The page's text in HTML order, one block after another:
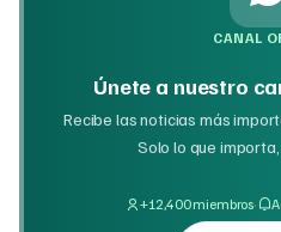
CANAL
Únete a nuestro
Recibe las noticias más
Solo lo que
+12,400 miembros·